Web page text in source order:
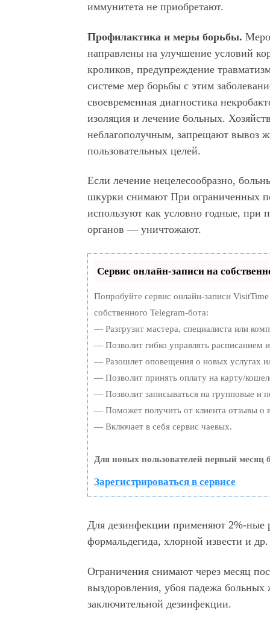
иммунитета не приобретают.
Профилактика и меры борьбы.
направлены на улучшение условий
кроликов, предупреждение
системе мер борьбы с этим
своевременная диагностика
изоляция и лечение больных.
неблагополучным, запрещают вывоз
пользовательных целей.
Если лечение нецелесообразно,
шкурки снимают При ограниченных
используют как условно годные, при
органов — уничтожают.
Сервис онлайн-записи на
Попробуйте сервис онлайн-записи
собственного Telegram-бота:
— Разгрузит мастера, специалиста или
— Позволит гибко управлять расписанием и
— Разошлет оповещения о новых услугах
— Позволит принять оплату на карту/
— Позволит записываться на групповые и
— Поможет получить от клиента отзывы о
— Включает в себя сервис чаевых.
Для новых пользователей первый месяц
Зарегистрироваться в сервисе
Для дезинфекции применяют 2%-ные
формальдегида, хлорной извести и др.
Ограничения снимают через месяц
выздоровления, убоя падежа
заключительной дезинфекции.